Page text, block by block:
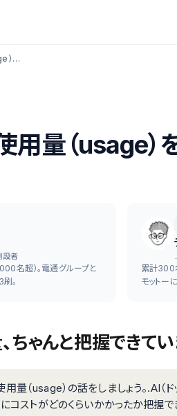
Claude Codeの使用量（usage）を確認・管理する方法【2026年最新】
量（usage）
設者
名超）。電通グループと
。
累計300
モットー
ゃんと把握できてい
（usage）の話をしましょう。.AI（ド
コストがどのくらいかかったか把握で